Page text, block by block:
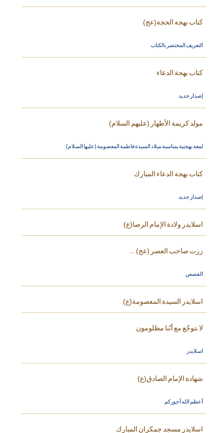
كتاب بهجة الحجة(عج)
التعريف المختصر بالكتاب
كتاب بهجة الدعاء
إصدار جديد
مولد كريمة الأطهار (عليهم السلام)
لمعة بهجتية بمناسبة ميلاد السيدة فاطمة المعصومة (عليها السلام)
كتاب بهجة الدعاء المبارك
إصدار جديد
اسلايدر ولادة الإمام الرضا(ع)
زرت صاحب العصر (عج) ...
القصص
اسلايدر السيدة المعصومة(ع)
لا نتوجّع مع أنّنا مظلومون
اسلايدر
شهادة الإمام الصادق(ع)
أعظم الله أجوركم
اسلايدر مسجد جمكران المبارك